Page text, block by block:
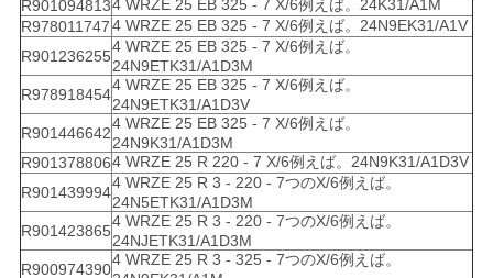
R9010948134 WRZE 25 EB 325 - 7 X/6例えば。24K31/A1M
R9780117474 WRZE 25 EB 325 - 7 X/6例えば。24N9EK31/A1V
R901236255
4 WRZE 25 EB 325 - 7 X/6例えば。
24N9ETK31/A1D3M
R978918454
4 WRZE 25 EB 325 - 7 X/6例えば。
24N9ETK31/A1D3V
R901446642
4 WRZE 25 EB 325 - 7 X/6例えば。
24N9K31/A1D3M
R9013788064 WRZE 25 R 220 - 7 X/6例えば。24N9K31/A1D3V
R901439994
4 WRZE 25 R 3 - 220 - 7つのX/6例えば。
24N5ETK31/A1D3M
R901423865
4 WRZE 25 R 3 - 220 - 7つのX/6例えば。
24NJETK31/A1D3M
R900974390
4 WRZE 25 R 3 - 325 - 7つのX/6例えば。